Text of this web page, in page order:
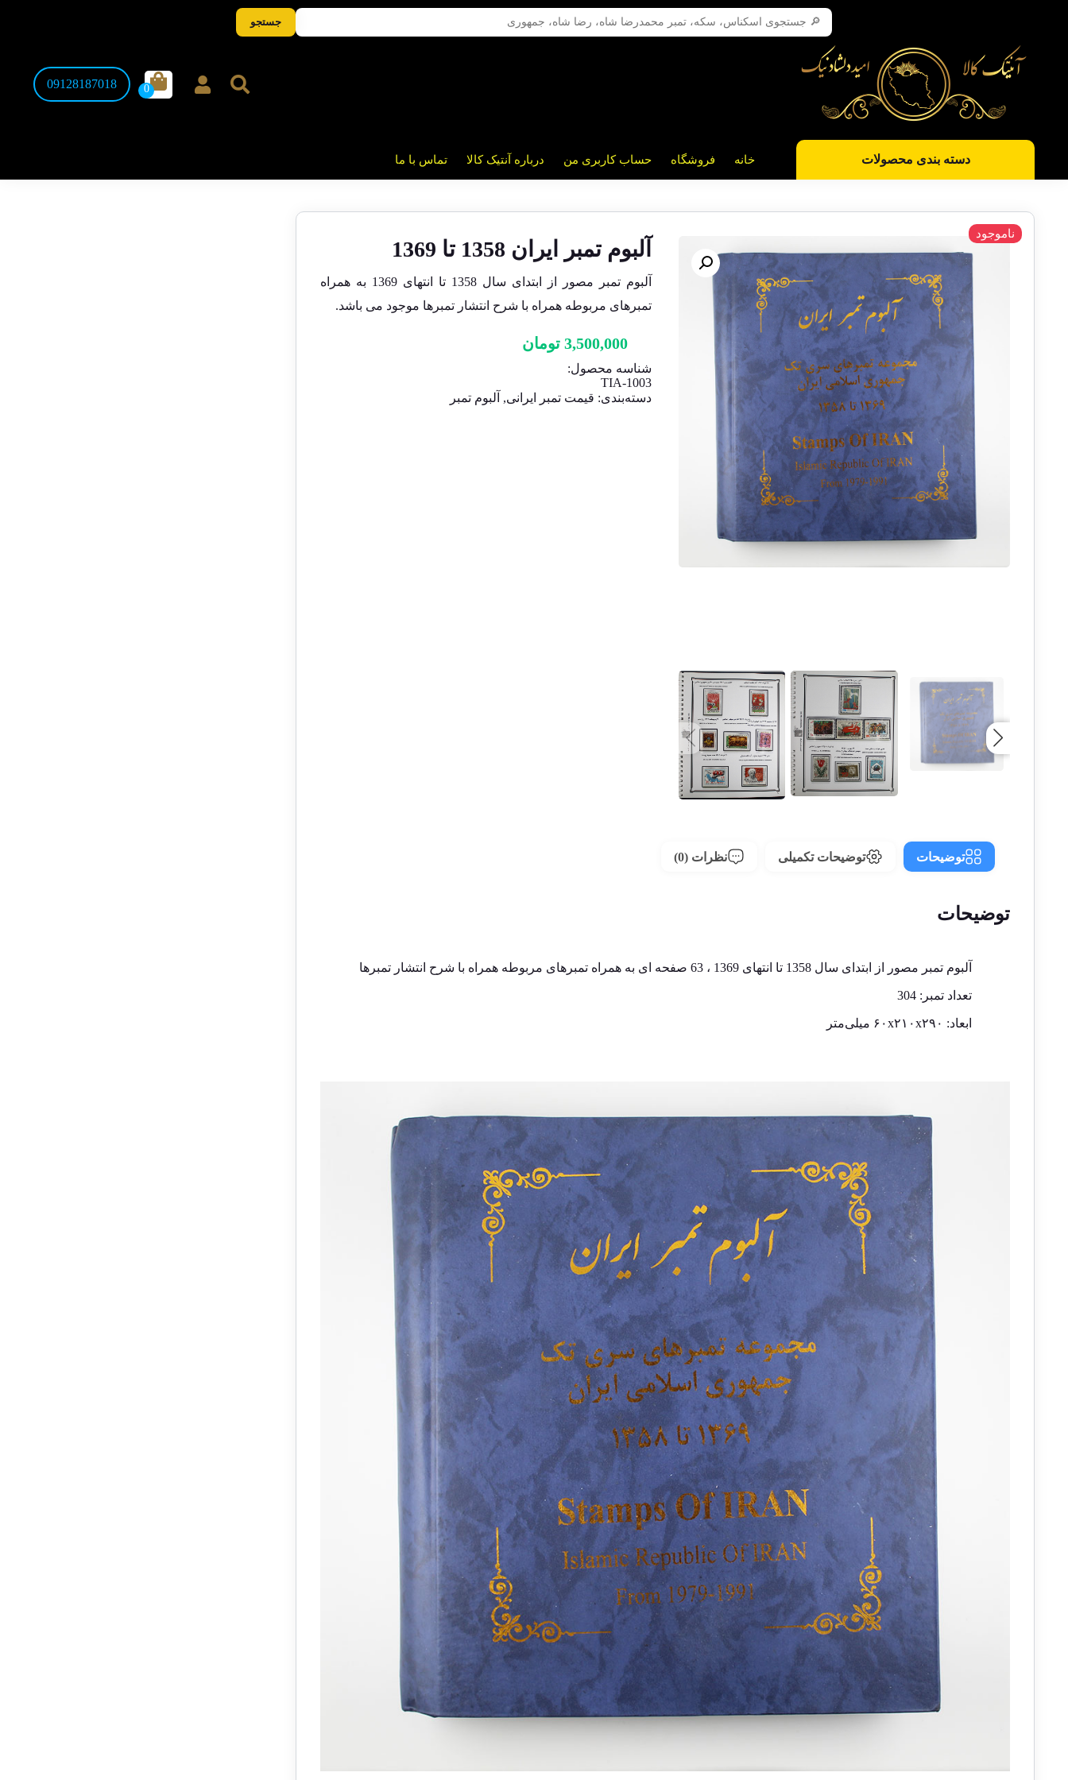
09128187018
دسته بندی محصولات خانه فروشگاه حساب کاربری من درباره آنتیک کالا تماس با ما
آلبوم تمبر ایران 1358 تا 1369
آلبوم تمبر مصور از ابتدای سال 1358 تا انتهای 1369 به همراه
تمبرهای مربوطه همراه با شرح انتشار تمبرها موجود می باشد.
3,500,000 تومان
ناموجود
شناسه محصول:
TIA-1003
دسته‌بندی: قیمت تمبر ایرانی, آلبوم تمبر
توضیحات توضیحات تکمیلی نظرات (0)
توضیحات
آلبوم تمبر مصور از ابتدای سال 1358 تا انتهای 1369 ، 63 صفحه ای به همراه تمبرهای مربوطه همراه با شرح انتشار تمبرها
تعداد تمبر: 304
ابعاد: ۶۰x۲۱۰x۲۹۰ میلی‌متر
جستجو